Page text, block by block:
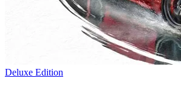
Deluxe Edition